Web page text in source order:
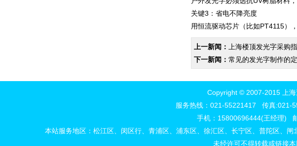
‌关键3：省电不降亮度‌
用恒流驱动芯片（比如PT4115）
上一新闻：
上海楼顶发光字采购
下一新闻： 常见的发光字制作的
Copyright © 2007-2015 上海
服务热线：021-55221417 传真:021-
手机：15800696444(王经理)
本站服务地区：松江区、闵区行、青浦区、浦东区、徐汇区、长宁区、普陀区、
未经许可不得转载或链接